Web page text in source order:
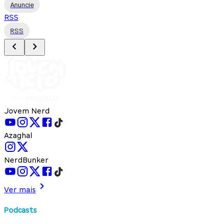
Anuncie
RSS
RSS
Jovem Nerd
Azaghal
NerdBunker
Ver mais
Podcasts